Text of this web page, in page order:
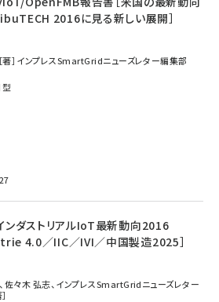
2016に見る新しい展開］
著］インプレスSmartGridニューズレター編集部
型
ンダストリアルIoT最新動向2016
4.0／IIC／IVI／中国製造2025］
佐々木 弘志、インプレスSmartGridニューズレター